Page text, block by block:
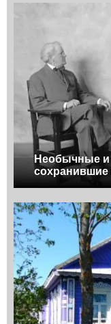
Необычные и
сохранившие